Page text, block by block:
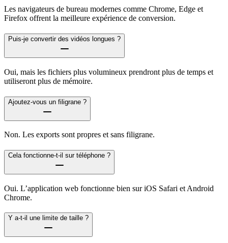
Les navigateurs de bureau modernes comme Chrome, Edge et
Firefox offrent la meilleure expérience de conversion.
Puis-je convertir des vidéos longues ?
Oui, mais les fichiers plus volumineux prendront plus de temps et
utiliseront plus de mémoire.
Ajoutez-vous un filigrane ?
Non. Les exports sont propres et sans filigrane.
Cela fonctionne-t-il sur téléphone ?
Oui. L’application web fonctionne bien sur iOS Safari et Android
Chrome.
Y a-t-il une limite de taille ?